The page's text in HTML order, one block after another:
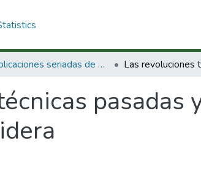
Publicaciones seriadas de Minciencias
pasadas